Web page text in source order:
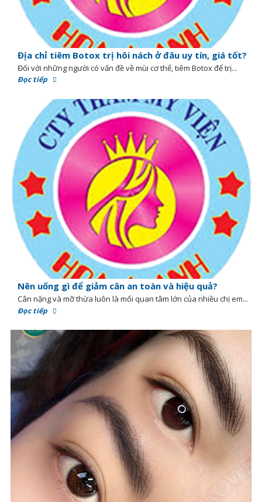
Địa chỉ tiêm Botox trị hôi nách ở đâu uy tín, giá tốt?
Đối với những người có vấn đề về mùi cơ thể, tiêm Botox để trị...
Đọc tiếp
Nên uống gì để giảm cân an toàn và hiệu quả?
Cân nặng và mỡ thừa luôn là mối quan tâm lớn của nhiều chị em...
Đọc tiếp